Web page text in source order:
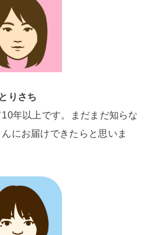
とりさち
年以上です。まだまだ知らな
にお届けできたらと思いま